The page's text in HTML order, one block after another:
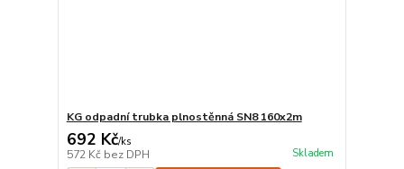
KG odpadní trubka plnostěnná SN8 160x2m
692 Kč/ks
572 Kč bez DPH Skladem